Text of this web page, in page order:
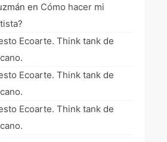
Científica Del Arte
Ecoarte
Paris
Colombia
en Cómo hacer mi
Ecoarte. Think tank de
Ecoarte. Think tank de
Ecoarte. Think tank de